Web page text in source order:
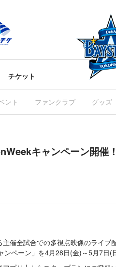
チケット
ント ファンクラブ グッズ
キャンペーン開催
催全試合での多視点映像のライ
ペーン」を4月28日(金)～5月7日(